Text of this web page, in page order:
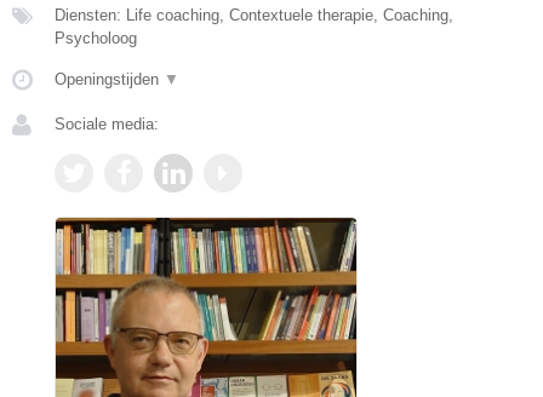
Diensten: Life coaching, Contextuele therapie, Coaching,
Psycholoog
Openingstijden ▼
Sociale media: